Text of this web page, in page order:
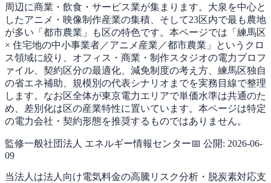
周辺に商業・飲食・サービス業が集まります。大泉を中心と
したアニメ・映像制作産業の集積、そして23区内で最も農地
が多い「都市農業」も区の特色です。本ページでは「練馬区
× 住宅地の中小事業者／アニメ産業／都市農業」というクロ
ス領域に絞り、オフィス・商業・制作スタジオの電力プロフ
ァイル、契約区分の最適化、減免制度の考え方、練馬区独自
の省エネ補助、規模別の代表シナリオまでを実務目線で整理
します。なお区全体が東京電力エリアで単価水準は共通のた
め、差別化は区の産業特性に置いています。本ページは特定
の電力会社・契約形態を推奨するものではありません。
監修一般社団法人 エネルギー情報センター📅 公開: 2026-06-
09
当法人は法人向け電気料金の高騰リスク分析・脱炭素対応支